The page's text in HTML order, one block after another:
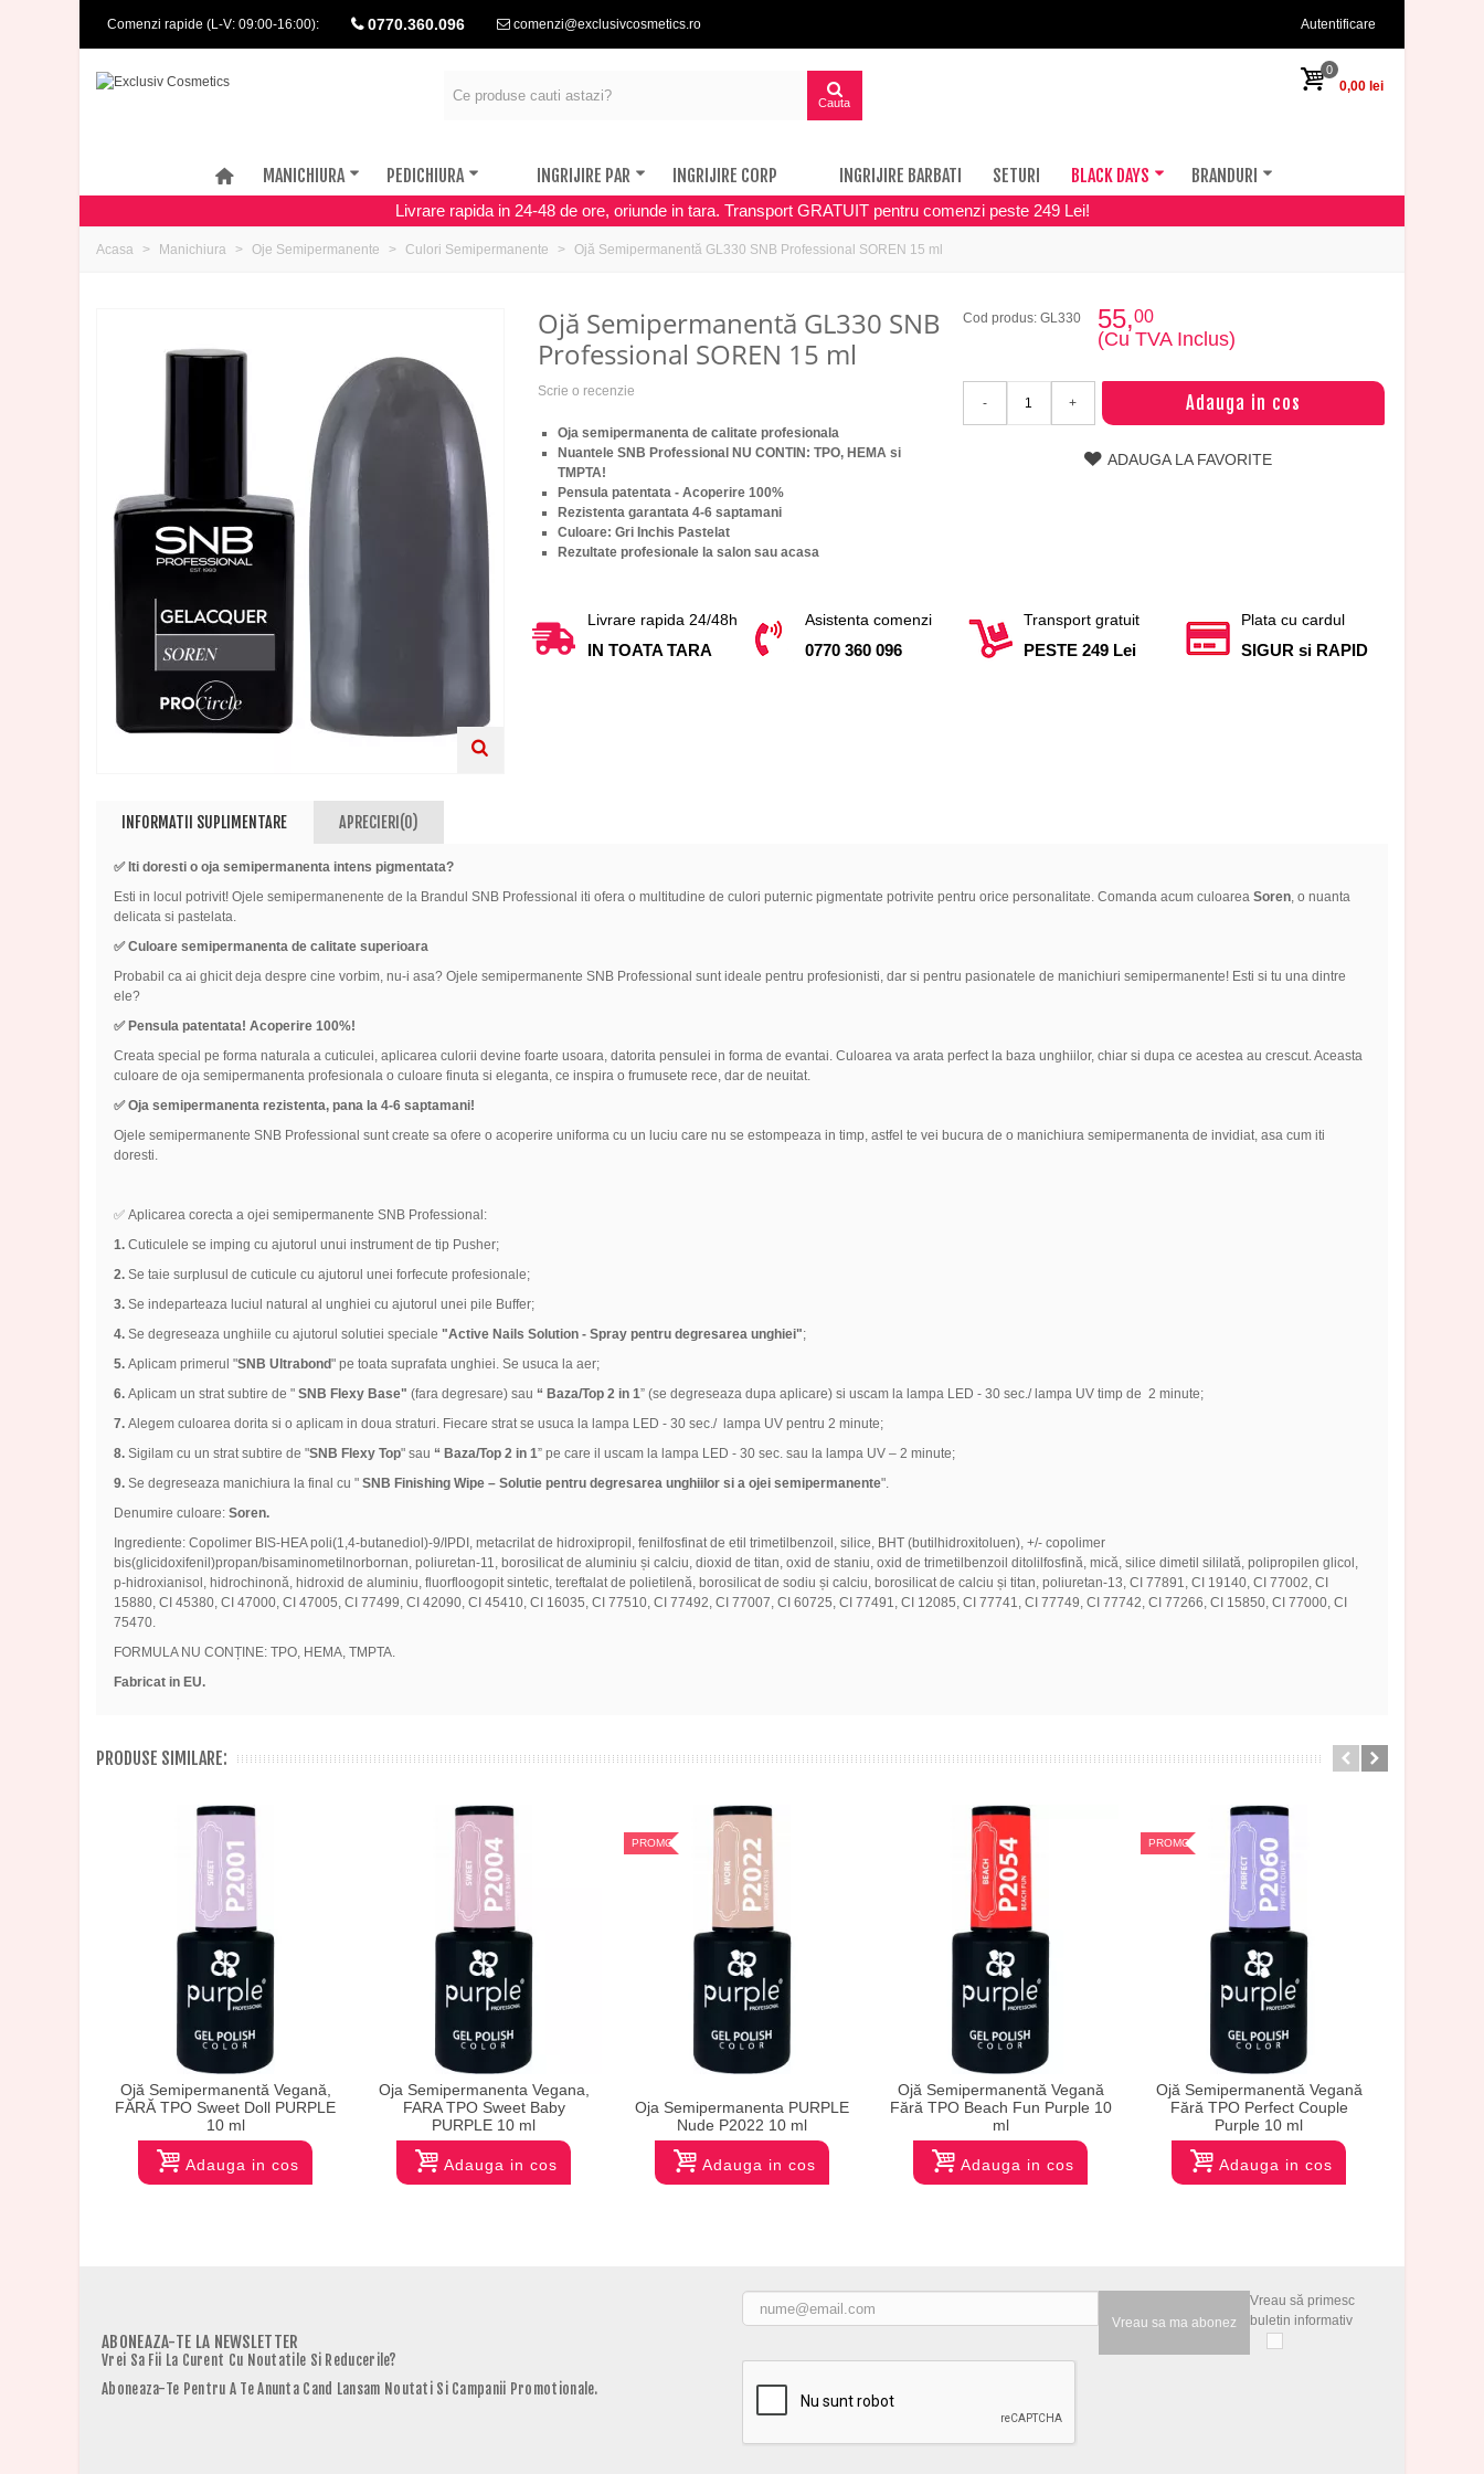
Comenzi rapide (L-V: 09:00-16:00): 0770.360.096 comenzi@exclusivcosmetics.ro Autentificare
0
0,00 lei
Cauta
MANICHIURA PEDICHIURA INGRIJIRE PAR INGRIJIRE CORP INGRIJIRE BARBATI SETURI BLACK DAYS BRANDURI
Livrare rapida in 24-48 de ore, oriunde in tara. Transport GRATUIT pentru comenzi peste 249 Lei!
Acasa Manichiura Oje Semipermanente Culori Semipermanente Ojă Semipermanentă GL330 SNB Professional SOREN 15 ml
Ojă Semipermanentă GL330 SNB
Professional SOREN 15 ml
Scrie o recenzie
Oja semipermanenta de calitate profesionala
Nuantele SNB Professional NU CONTIN: TPO, HEMA si
TMPTA!
Pensula patentata - Acoperire 100%
Rezistenta garantata 4-6 saptamani
Culoare: Gri Inchis Pastelat
Rezultate profesionale la salon sau acasa
Cod produs: GL330 55,00
(Cu TVA Inclus)
- + Adauga in cos
ADAUGA LA FAVORITE
Livrare rapida 24/48h
IN TOATA TARA
Asistenta comenzi
0770 360 096
Transport gratuit
PESTE 249 Lei
Plata cu cardul
SIGUR si RAPID
INFORMATII SUPLIMENTARE APRECIERI(0)
✅Iti doresti o oja semipermanenta intens pigmentata?
Esti in locul potrivit! Ojele semipermanenente de la Brandul SNB Professional iti ofera o multitudine de culori puternic pigmentate potrivite pentru orice personalitate. Comanda acum culoarea Soren, o nuanta
delicata si pastelata.
✅ Culoare semipermanenta de calitate superioara
Probabil ca ai ghicit deja despre cine vorbim, nu-i asa? Ojele semipermanente SNB Professional sunt ideale pentru profesionisti, dar si pentru pasionatele de manichiuri semipermanente! Esti si tu una dintre
ele?
✅ Pensula patentata! Acoperire 100%!
Creata special pe forma naturala a cuticulei, aplicarea culorii devine foarte usoara, datorita pensulei in forma de evantai. Culoarea va arata perfect la baza unghiilor, chiar si dupa ce acestea au crescut. Aceasta
culoare de oja semipermanenta profesionala o culoare finuta si eleganta, ce inspira o frumusete rece, dar de neuitat.
✅ Oja semipermanenta rezistenta, pana la 4-6 saptamani!
Ojele semipermanente SNB Professional sunt create sa ofere o acoperire uniforma cu un luciu care nu se estompeaza in timp, astfel te vei bucura de o manichiura semipermanenta de invidiat, asa cum iti
doresti.
✅ Aplicarea corecta a ojei semipermanente SNB Professional:
1.Cuticulele se imping cu ajutorul unui instrument de tip Pusher;
2.Se taie surplusul de cuticule cu ajutorul unei forfecute profesionale;
3.Se indeparteaza luciul natural al unghiei cu ajutorul unei pile Buffer;
4.Se degreseaza unghiile cu ajutorul solutiei speciale "Active Nails Solution - Spray pentru degresarea unghiei";
5.Aplicam primerul "SNB Ultrabond" pe toata suprafata unghiei. Se usuca la aer;
6.Aplicam un strat subtire de "SNB Flexy Base" (fara degresare) sau “ Baza/Top 2 in 1” (se degreseaza dupa aplicare) si uscam la lampa LED - 30 sec./ lampa UV timp de 2 minute;
7.Alegem culoarea dorita si o aplicam in doua straturi. Fiecare strat se usuca la lampa LED - 30 sec./ lampa UV pentru 2 minute;
8.Sigilam cu un strat subtire de "SNB Flexy Top" sau “ Baza/Top 2 in 1” pe care il uscam la lampa LED - 30 sec. sau la lampa UV – 2 minute;
9.Se degreseaza manichiura la final cu " SNB Finishing Wipe – Solutie pentru degresarea unghiilor si a ojei semipermanente".
Denumire culoare: Soren.
Ingrediente: Copolimer BIS-HEA poli(1,4-butanediol)-9/IPDI, metacrilat de hidroxipropil, fenilfosfinat de etil trimetilbenzoil, silice, BHT (butilhidroxitoluen), +/- copolimer
bis(glicidoxifenil)propan/bisaminometilnorbornan, poliuretan-11, borosilicat de aluminiu și calciu, dioxid de titan, oxid de staniu, oxid de trimetilbenzoil ditolilfosfină, mică, silice dimetil sililată, polipropilen glicol,
p-hidroxianisol, hidrochinonă, hidroxid de aluminiu, fluorfloogopit sintetic, tereftalat de polietilenă, borosilicat de sodiu și calciu, borosilicat de calciu și titan, poliuretan-13, CI 77891, CI 19140, CI 77002, CI
15880, CI 45380, CI 47000, CI 47005, CI 77499, CI 42090, CI 45410, CI 16035, CI 77510, CI 77492, CI 77007, CI 60725, CI 77491, CI 12085, CI 77741, CI 77749, CI 77742, CI 77266, CI 15850, CI 77000, CI
75470.
FORMULA NU CONȚINE: TPO, HEMA, TMPTA.
Fabricat in EU.
PRODUSE SIMILARE:
Ojă Semipermanentă Vegană,
FĂRĂ TPO Sweet Doll PURPLE
10 ml
Adauga in cos
Oja Semipermanenta Vegana,
FARA TPO Sweet Baby
PURPLE 10 ml
Adauga in cos
PROMOTIE
Oja Semipermanenta PURPLE
Nude P2022 10 ml
Adauga in cos
Ojă Semipermanentă Vegană
Fără TPO Beach Fun Purple 10
ml
Adauga in cos
PROMOTIE
Ojă Semipermanentă Vegană
Fără TPO Perfect Couple
Purple 10 ml
Adauga in cos
ABONEAZA-TE LA NEWSLETTER
Vrei Sa Fii La Curent Cu Noutatile Si Reducerile?
Aboneaza-Te Pentru A Te Anunta Cand Lansam Noutati Si Campanii Promotionale.
Vreau sa ma abonez
Vreau să primesc
buletin informativ